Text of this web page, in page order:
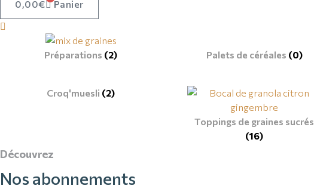
0,00€ Panier
Préparations (2) Palets de céréales (0)
Croq'muesli (2)
Toppings de graines sucrés
(16)
Découvrez
Nos abonnements